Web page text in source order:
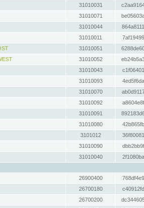
31010031
31010071
31010044
31010011
31010051
31010052
31010043
31010093
31010070
31010092
31010091
31010080
3101012
31010090
31010040
26900400
26700180
26700200